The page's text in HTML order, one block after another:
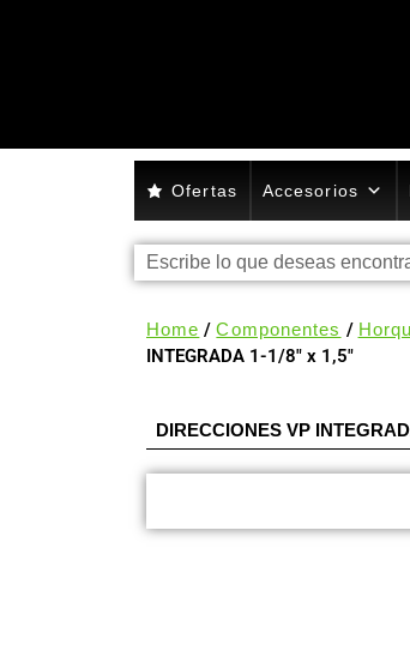
Ofertas Accesorios
Home /Componentes /
INTEGRADA 1-1/8″ x 1,5″
DIRECCIONES VP